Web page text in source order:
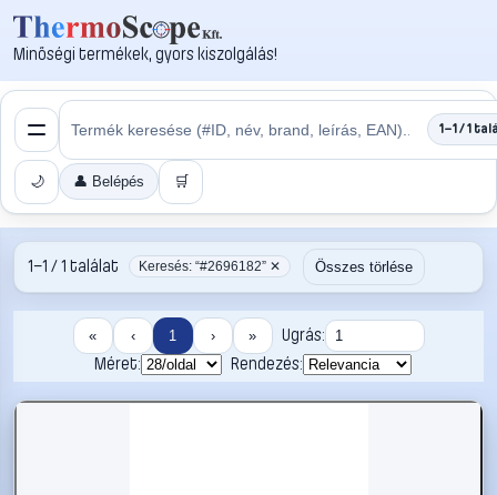
Minőségi termékek, gyors kiszolgálás!
1–1 / 1
🌙 👤 Belépés 🛒
1–1 / 1 találat Keresés: “#2696182” ✕ Összes törlése
« ‹ 1 › »
Ugrás:
Méret:
Rendezés: